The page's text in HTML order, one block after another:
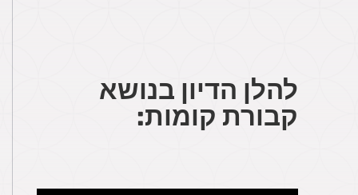
להלן הדיון בנושא
קבורת קומות: